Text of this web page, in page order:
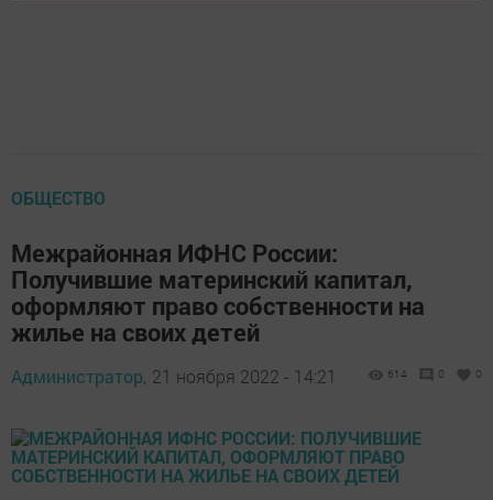
ОБЩЕСТВО
Межрайонная ИФНС России:
Получившие материнский капитал,
оформляют право собственности на
жилье на своих детей
Администратор, 21 ноября 2022 - 14:21 614 0 0